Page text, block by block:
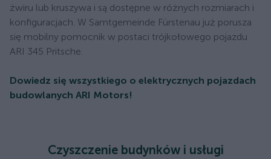
żwiru lub kruszywa i są dostępne w różnych rozmiarach i
konfiguracjach. W Samtgemeinde Fürstenau już porusza
się mobilny pomocnik w postaci trójkołowego pojazdu
ARI 345 Pritsche.
Dowiedz się wszystkiego o elektrycznych pojazdach
budowlanych ARI Motors!
Czyszczenie budynków i usługi